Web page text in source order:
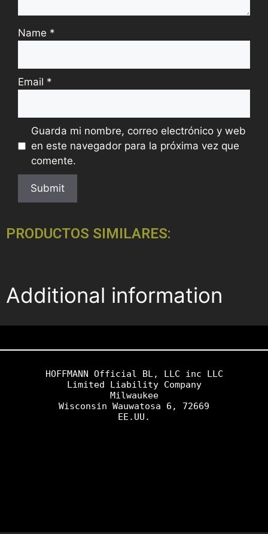
Name *
Email *
Guarda mi nombre, correo electrónico y web
en este navegador para la próxima vez que
comente.
PRODUCTOS SIMILARES:
Additional information
HOFFMANN Official BL, LLC inc LLC
Limited Liability Company
Milwaukee
Wisconsin Wauwatosa 6, 72669
EE.UU.